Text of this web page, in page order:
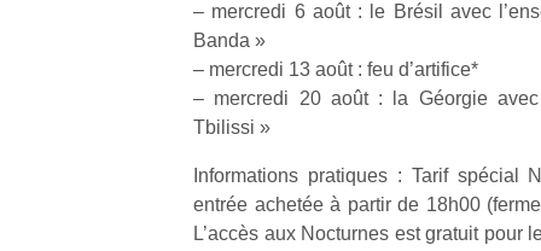
– mercredi 6 août : le Brésil avec
Banda »
– mercredi 13 août : feu d’artifice*
– mercredi 20 août : la Géorgie
Tbilissi »
Informations pratiques : Tarif spécial
entrée achetée à partir de 18h00
L’accès aux Nocturnes est gratuit pour
nouvelle
trottinette
trampolines
pour les
grands et